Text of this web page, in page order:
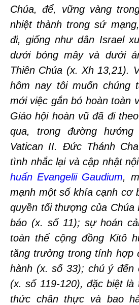
Chúa, để, vững vàng
nhiệt thành trong sứ
đi, giống như dân Israel
dưới bóng mây và dưới
Thiên Chúa (x. Xh 13,21).
hôm nay tôi muốn chúng
mới việc gắn bó hoàn toàn
Giáo hội hoàn vũ đã đi
qua, trong đường hướng
Vatican II. Đức Thánh
tình nhắc lại và cập nhật
huấn Evangelii Gaudium,
mạnh một số khía cạnh cơ
quyền tối thượng của Chúa
báo (x. số 11); sự hoán
toàn thể cộng đồng Kitô
tăng trưởng trong tính hợp
hành (x. số 33); chú ý
(x. số 119-120), đặc biệt
thức chân thực và bao